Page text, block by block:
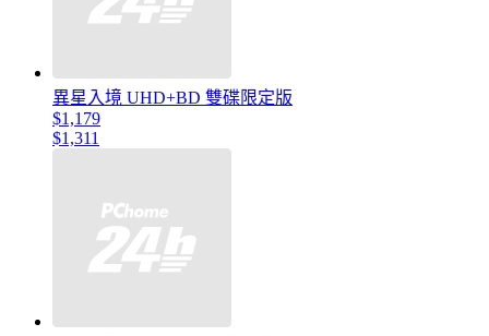
異星入境 UHD+BD 雙碟限定版
$1,179
$1,311